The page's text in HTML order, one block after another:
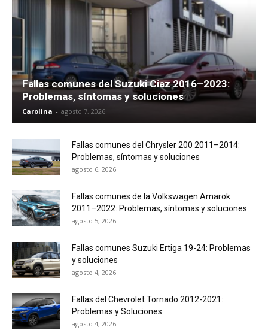
Fallas comunes del Suzuki Ciaz 2016–2023:
Problemas, síntomas y soluciones
Carolina - agosto 7, 2026
Fallas comunes del Chrysler 200 2011–2014:
Problemas, síntomas y soluciones
agosto 6, 2026
Fallas comunes de la Volkswagen Amarok
2011–2022: Problemas, síntomas y soluciones
agosto 5, 2026
Fallas comunes Suzuki Ertiga 19-24: Problemas
y soluciones
agosto 4, 2026
Fallas del Chevrolet Tornado 2012-2021:
Problemas y Soluciones
agosto 4, 2026